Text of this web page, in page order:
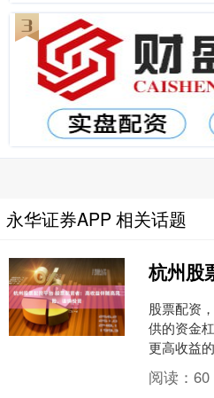
永华证券APP 相关话题
股票配资
供的资金
更高收益
资可以带
风险。 1.
阅读：60